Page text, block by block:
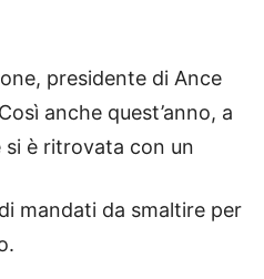
presidente di Ance
anche quest’anno, a
si è ritrovata con un
mandati da smaltire per